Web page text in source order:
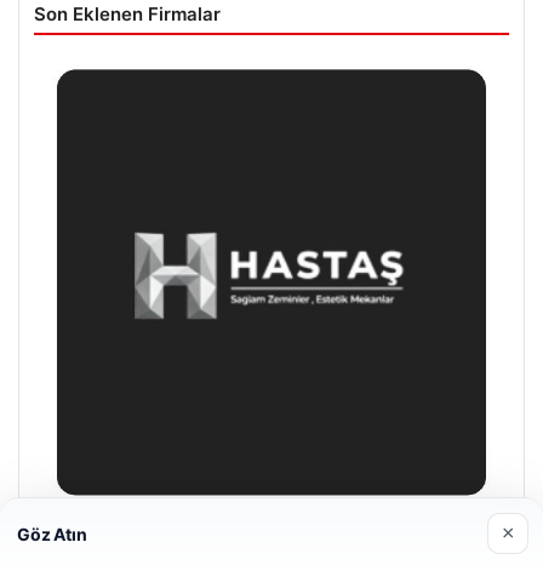
Son Eklenen Firmalar
Prenses Night Club
Göz Atın ×